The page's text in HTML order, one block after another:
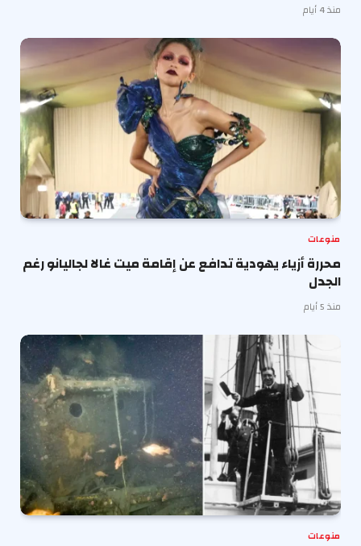
منذ 4 أيام
منوعات
محررة أزياء يهودية تدافع عن إقامة ميت غالا لجاليانو رغم
الجدل
منذ 5 أيام
منوعات